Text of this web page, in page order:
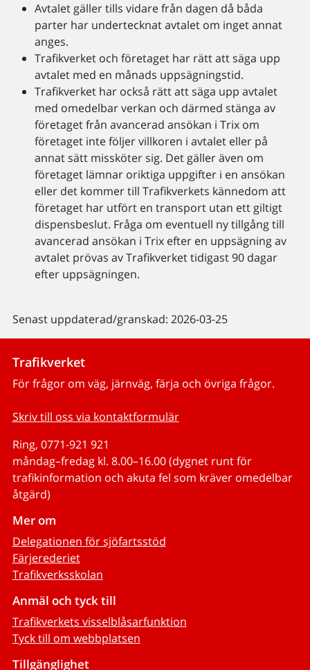
Avtalet gäller tills vidare från dagen då båda
parter har undertecknat avtalet om inget annat
anges.
Trafikverket och företaget har rätt att säga upp
avtalet med en månads uppsägningstid.
Trafikverket har också rätt att säga upp avtalet
med omedelbar verkan och därmed stänga av
företaget från avancerad ansökan i Trix om
företaget inte följer villkoren i avtalet eller på
annat sätt missköter sig. Det gäller även om
företaget lämnar oriktiga uppgifter i en ansökan
eller det kommer till Trafikverkets kännedom att
företaget har utfört en transport utan ett giltigt
dispensbeslut. Fråga om eventuell ny tillgång till
avancerad ansökan i Trix efter en uppsägning av
avtalet prövas av Trafikverket tidigast 90 dagar
efter uppsägningen.
Senast uppdaterad/granskad: 2026-03-25
Trafikverket
För frågor om väg, järnväg, färja och övriga frågor.
Skriv till oss via kontaktformulär
Ring, 0771-921 921
måndag–fredag kl. 8.00–16.00 (dygnet runt för
trafikinformation och akuta fel som kräver omedelbar
åtgärd)
Mer om
Delegationen för sjöfartsstöd
Färjerederiet
Trafikverksskolan
Anmäl och tyck till
Trafikverkets visselblåsarfunktion
Tyck till om webbplatsen
Tillgänglighet